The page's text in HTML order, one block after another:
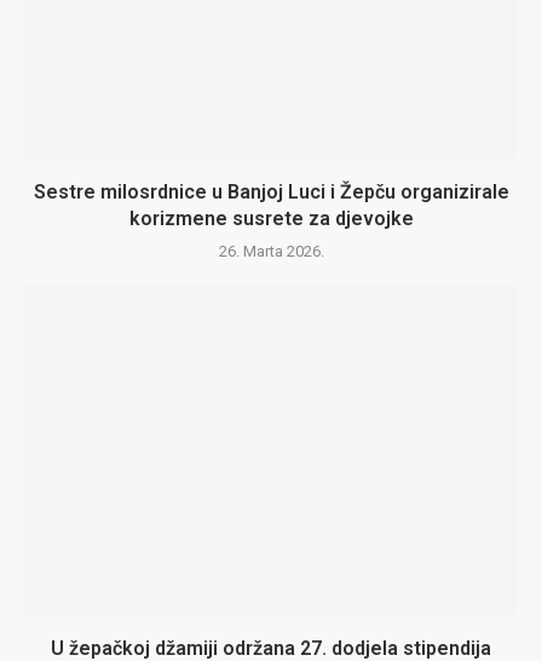
Sestre milosrdnice u Banjoj Luci i Žepču organizirale
korizmene susrete za djevojke
26. Marta 2026.
U žepačkoj džamiji održana 27. dodjela stipendija